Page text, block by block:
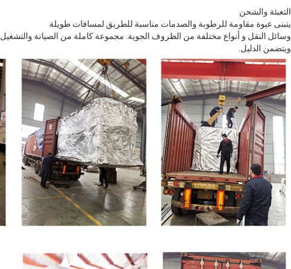
التعبئة والشحن
يتبنى عبوة مقاومة للرطوبة والصدمات مناسبة للطريق لمسافات طويلة
وسائل النقل و أنواع مختلفة من الظروف الجوية. مجموعة كاملة من الصيانة والتشغيل
ويتضمن الدليل.